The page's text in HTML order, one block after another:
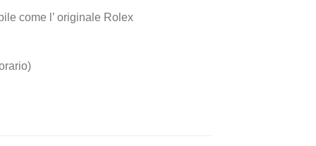
come l’ originale Rolex